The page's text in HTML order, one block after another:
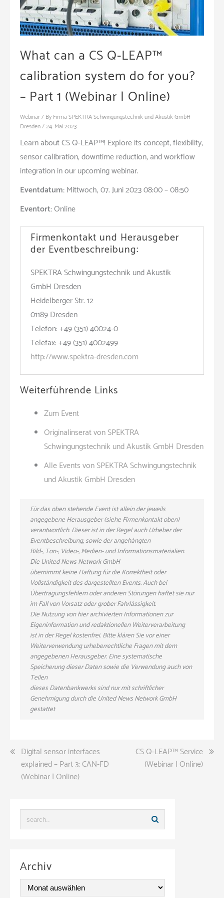
What can a CS Q-LEAP™
calibration system do for you?
– Part 1 (Webinar | Online)
Webinar/ By Firma SPEKTRA Schwingungstechnik und Akustik GmbH
Dresden/24. Mai 2023
Learn about CS Q-LEAP™! Explore its concept, flexibility,
sensor calibration, downtime reduction, and workflow
integration in our upcoming webinar.
Eventdatum:Mittwoch, 07. Juni 2023 08:00 – 08:50
Eventort:Online
Firmenkontakt und Herausgeber
der Eventbeschreibung:
SPEKTRA Schwingungstechnik und Akustik
GmbH Dresden
Heidelberger Str. 12
01189 Dresden
Telefon: +49 (351) 40024-0
Telefax: +49 (351) 4002499
http://www.spektra-dresden.com
Weiterführende Links
Zum Event
Originalinserat von SPEKTRA
Schwingungstechnik und Akustik GmbH Dresden
Alle Events von SPEKTRA Schwingungstechnik
und Akustik GmbH Dresden
Für das oben stehende Event ist allein der jeweils
angegebene Herausgeber (siehe Firmenkontakt oben)
verantwortlich. Dieser ist in der Regel auch Urheber der
Eventbeschreibung, sowie der angehängten
Bild-, Ton-, Video-, Medien- und Informationsmaterialien.
Die United News Network GmbH
übernimmt keine Haftung für die Korrektheit oder
Vollständigkeit des dargestellten Events. Auch bei
Übertragungsfehlern oder anderen Störungen haftet sie nur
im Fall von Vorsatz oder grober Fahrlässigkeit.
Die Nutzung von hier archivierten Informationen zur
Eigeninformation und redaktionellen Weiterverarbeitung
ist in der Regel kostenfrei. Bitte klären Sie vor einer
Weiterverwendung urheberrechtliche Fragen mit dem
angegebenen Herausgeber. Eine systematische
Speicherung dieser Daten sowie die Verwendung auch von
Teilen
dieses Datenbankwerks sind nur mit schriftlicher
Genehmigung durch die United News Network GmbH
gestattet
Beitragsnavigation
Digital sensor interfaces
explained – Part 3: CAN-FD
(Webinar | Online)
CS Q-LEAP™ Service
(Webinar | Online)
Archiv